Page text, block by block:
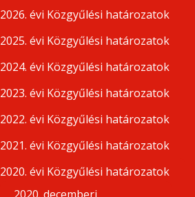
2026. évi Közgyűlési határozatok
2025. évi Közgyűlési határozatok
2024. évi Közgyűlési határozatok
2023. évi Közgyűlési határozatok
2022. évi Közgyűlési határozatok
2021. évi Közgyűlési határozatok
2020. évi Közgyűlési határozatok